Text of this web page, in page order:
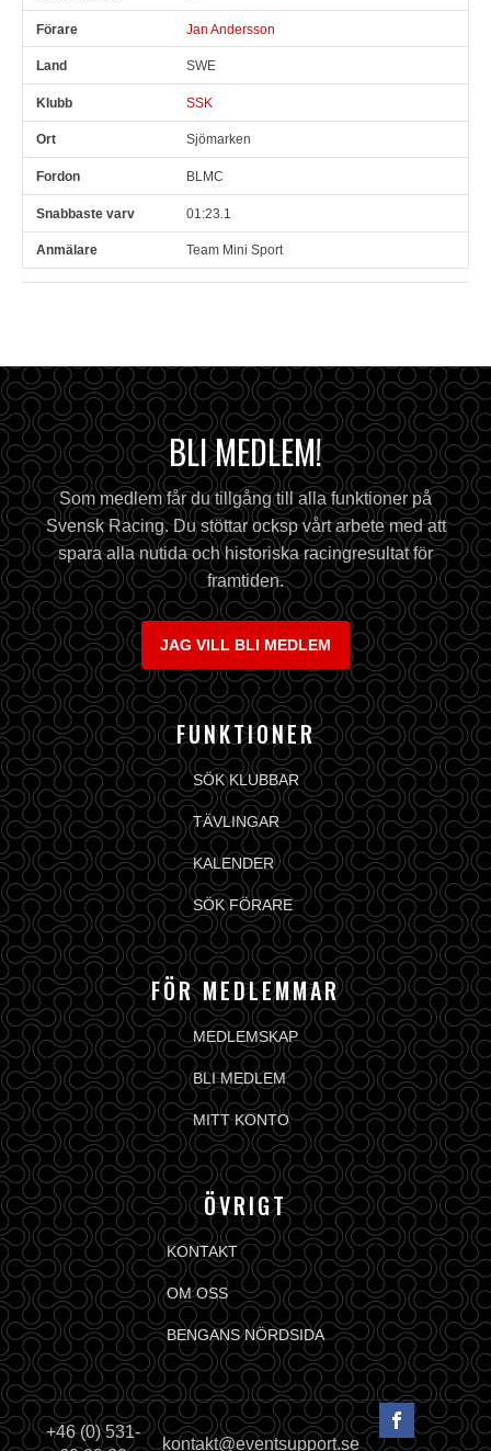
Jan Andersson
SWE
SSK
Sjömarken
BLMC
01:23.1
Team Mini Sport
BLI MEDLEM!
Som medlem får du tillgång till alla funktioner på
Svensk Racing. Du stöttar ocksp vårt arbete med att
spara alla nutida och historiska racingresultat för
framtiden.
JAG VILL BLI MEDLEM
FUNKTIONER
SÖK KLUBBAR
TÄVLINGAR
KALENDER
SÖK FÖRARE
FÖR MEDLEMMAR
MEDLEMSKAP
BLI MEDLEM
MITT KONTO
ÖVRIGT
KONTAKT
OM OSS
BENGANS NÖRDSIDA
+46 (0) 531-
kontakt@eventsupport.se